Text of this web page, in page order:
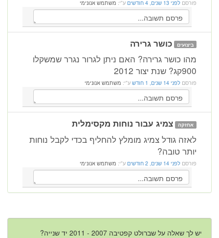
פורסם לפני 13 שנים, 4 חודשים ע"י: משתמש אנונימי
ביצועים כושר גרירה
מהו כושר גרירה? האם ניתן לגרור נגרר שמשקלו
900קג? שנת יצור 2012
פורסם לפני 14 שנים, 1 חודש ע"י: משתמש אנונימי
אחזקה צמיג עבור נוחות מקסימלית
לאזה גודל צמיג מומלץ להחליף בכדי לקבל נוחות
יותר טובה?
פורסם לפני 14 שנים, 2 חודשים ע"י: משתמש אנונימי
יש לך שאלה על שברולט קפטיבה 2007 - 2011 יד שנייה?